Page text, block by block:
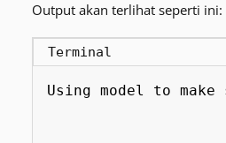
Output akan terlihat seperti ini:
Terminal
Using model to